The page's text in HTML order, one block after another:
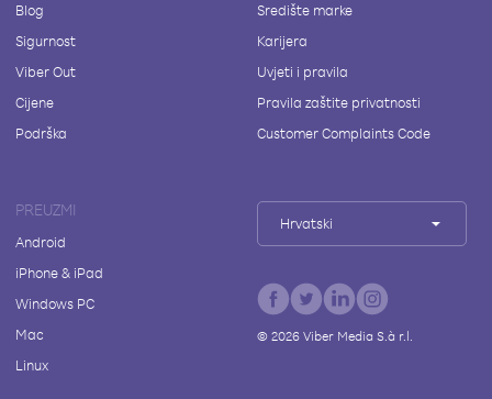
Blog
Sigurnost
Viber Out
Cijene
Podrška
Središte marke
Karijera
Uvjeti i pravila
Pravila zaštite privatnosti
Customer Complaints Code
PREUZMI
Android
iPhone & iPad
Windows PC
Mac
Linux
Hrvatski
© 2026Viber Media S.à r.l.